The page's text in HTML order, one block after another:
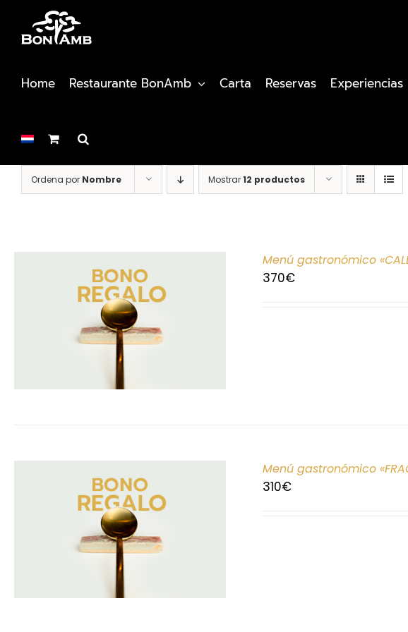
contenido
Home Restaurante BonAmb Carta Reservas Experiencias
Ordena por Nombre Mostrar12 productos
Menú gastronómico
370€
Menú gastronómico
310€